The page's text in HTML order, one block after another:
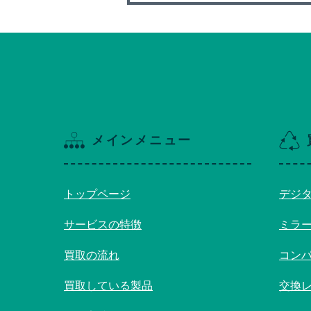
メインメニュー
トップページ
サービスの特徴
買取の流れ
買取している製品
デジ
ミラ
コン
交換